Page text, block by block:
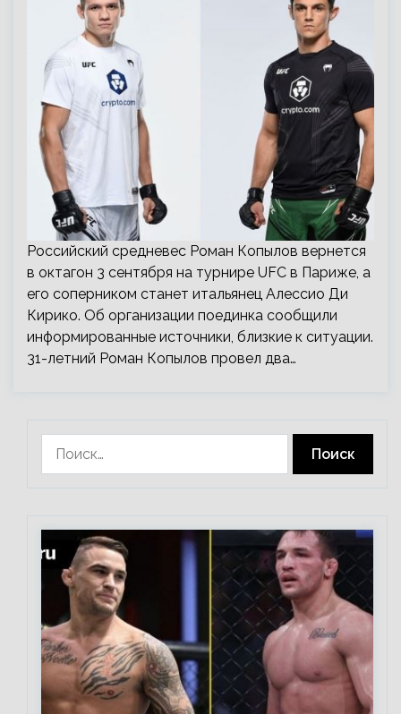
Российский средневес Роман Копылов вернется
в октагон 3 сентября на турнире UFC в Париже, а
его соперником станет итальянец Алессио Ди
Кирико. Об организации поединка сообщили
информированные источники, близкие к ситуации.
31-летний Роман Копылов провел два…